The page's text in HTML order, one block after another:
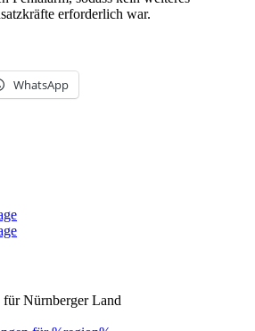
erforderlich war.
WhatsApp
Nürnberger Land